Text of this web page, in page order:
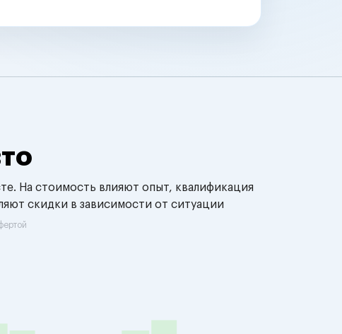
На стоимость влияют опыт, квалификация
скидки в зависимости от ситуации